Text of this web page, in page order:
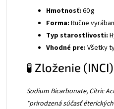
Hmotnosť: 60 g
Forma: Ručne
Typ starostlivosti:
Vhodné pre: Všetky
🧪 Zloženie (INCI)
Sodium Bicarbonate, Citric
*prirodzená súčasť